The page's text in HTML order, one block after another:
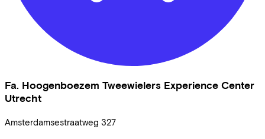
Fa. Hoogenboezem Tweewielers Experience Center
Utrecht
Amsterdamsestraatweg 327